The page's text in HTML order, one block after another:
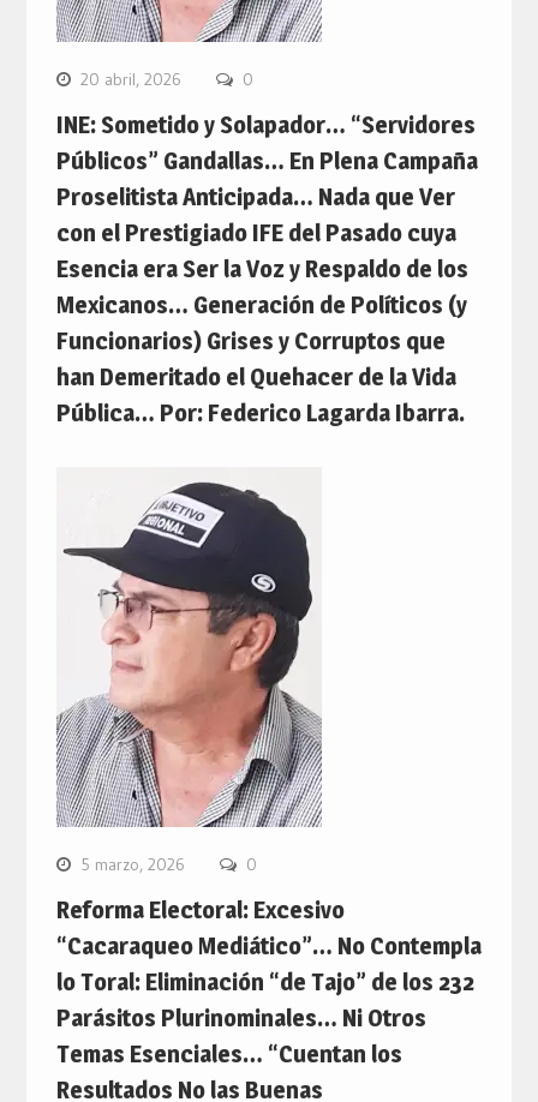
20 abril, 2026 0
INE: Sometido y Solapador… “Servidores
Públicos” Gandallas… En Plena Campaña
Proselitista Anticipada… Nada que Ver
con el Prestigiado IFE del Pasado cuya
Esencia era Ser la Voz y Respaldo de los
Mexicanos… Generación de Políticos (y
Funcionarios) Grises y Corruptos que
han Demeritado el Quehacer de la Vida
Pública… Por: Federico Lagarda Ibarra.
5 marzo, 2026 0
Reforma Electoral: Excesivo
“Cacaraqueo Mediático”… No Contempla
lo Toral: Eliminación “de Tajo” de los 232
Parásitos Plurinominales… Ni Otros
Temas Esenciales… “Cuentan los
Resultados No las Buenas